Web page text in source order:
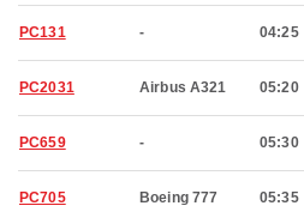
PC131 - 04:25
PC2031 Airbus A321 05:20
PC659 - 05:30
PC705 Boeing 777 05:35